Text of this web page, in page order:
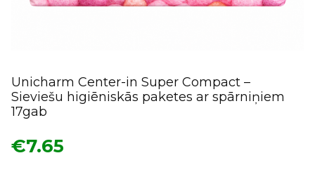
Unicharm Center-in Super Compact –
Sieviešu higiēniskās paketes ar spārniņiem
17gab
€7.65